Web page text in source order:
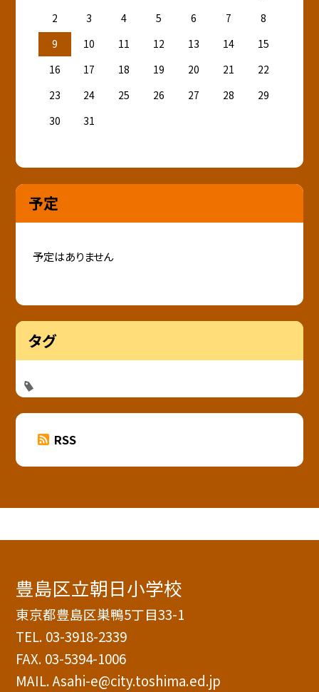
2
3 4 5 6 7
8
9
10 11 12 13 14
15
16
17 18 19 20 21
22
23
24 25 26 27 28
29
30
31
予定
予定はありません
タグ
RSS
豊島区立朝日小学校
東京都豊島区巣鴨5丁目33-1
TEL. 03-3918-2339
FAX. 03-5394-1006
MAIL. Asahi-e@city.toshima.ed.jp